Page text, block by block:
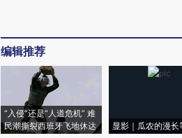
编辑推荐
“入侵”还是“人道危机” 难
民潮撕裂西班牙飞地休达
显影｜瓜农的漫长